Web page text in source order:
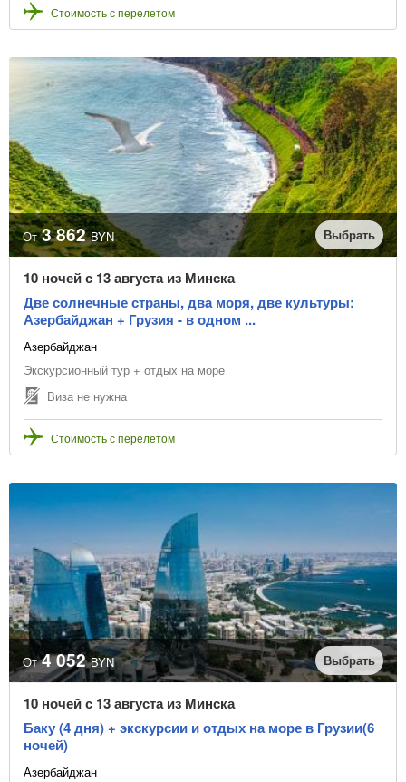
Стоимость с перелетом
От 3 862 BYN Выбрать
10 ночей с 13 августа из Минска
Две солнечные страны, два моря, две культуры:
Азербайджан + Грузия - в одном ...
Азербайджан
Экскурсионный тур + отдых на море
Виза не нужна
Стоимость с перелетом
От 4 052 BYN Выбрать
10 ночей с 13 августа из Минска
Баку (4 дня) + экскурсии и отдых на море в Грузии(6
ночей)
Азербайджан